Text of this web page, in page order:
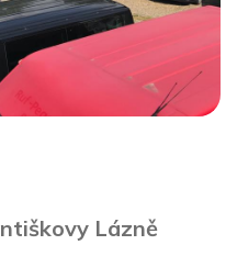
Lázně